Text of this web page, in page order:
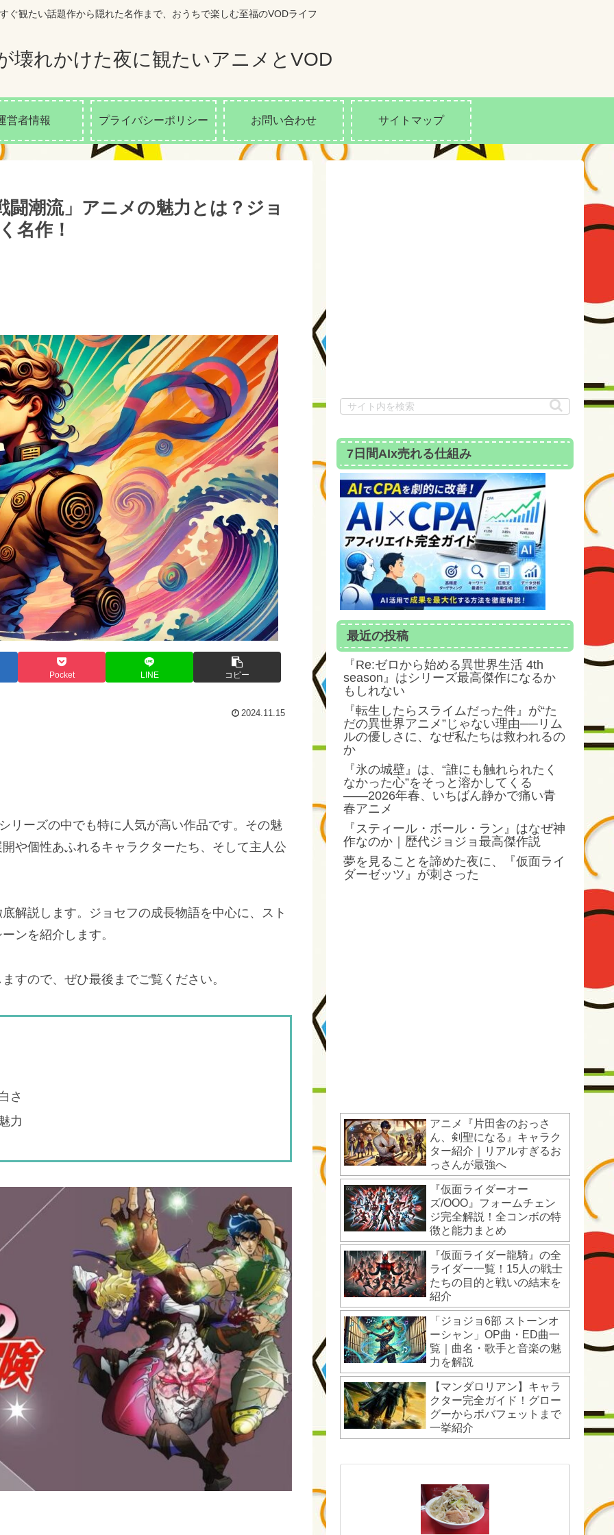
ぐ観たい話題作から隠れた名作まで、おうちで楽しむ至福のVODライフ
壊れかけた夜に観たいアニメとVOD
営者情報 プライバシーポリシー お問い合わせ サイトマップ
潮流」アニメの魅力とは？ジョ
名作！
Pocket LINE コピー
2024.11.15
リーズの中でも特に人気が高い作品です。その魅
や個性あふれるキャラクターたち、そして主人公
解説します。ジョセフの成長物語を中心に、スト
ンを紹介します。
すので、ぜひ最後までご覧ください。
さ
力
7日間AIx売れる仕組み
最近の投稿
『Re:ゼロから始める異世界生活 4th
season』はシリーズ最高傑作になるか
もしれない
『転生したらスライムだった件』が“た
だの異世界アニメ”じゃない理由──リム
ルの優しさに、なぜ私たちは救われるの
か
『氷の城壁』は、“誰にも触れられたく
なかった心”をそっと溶かしてくる
――2026年春、いちばん静かで痛い青
春アニメ
『スティール・ボール・ラン』はなぜ神
作なのか｜歴代ジョジョ最高傑作説
夢を見ることを諦めた夜に、『仮面ライ
ダーゼッツ』が刺さった
アニメ『片田舎のおっさ
ん、剣聖になる』キャラク
ター紹介｜リアルすぎるお
っさんが最強へ
『仮面ライダーオー
ズ/OOO』フォームチェン
ジ完全解説！全コンボの特
徴と能力まとめ
『仮面ライダー龍騎』の全
ライダー一覧！15人の戦士
たちの目的と戦いの結末を
紹介
「ジョジョ6部 ストーンオ
ーシャン」OP曲・ED曲一
覧｜曲名・歌手と音楽の魅
力を解説
【マンダロリアン】キャラ
クター完全ガイド！グロー
グーからボバフェットまで
一挙紹介